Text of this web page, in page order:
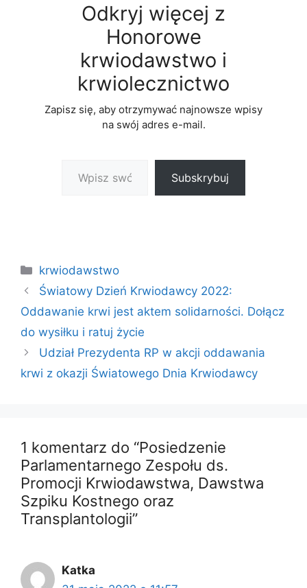
Odkryj więcej z
Honorowe
krwiodawstwo i
krwiolecznictwo
Zapisz się, aby otrzymywać najnowsze wpisy
na swój adres e-mail.
Subskrybuj
Kategorie
krwiodawstwo
Światowy Dzień Krwiodawcy 2022:
Oddawanie krwi jest aktem solidarności. Dołącz
do wysiłku i ratuj życie
Udział Prezydenta RP w akcji oddawania
krwi z okazji Światowego Dnia Krwiodawcy
1 komentarz do “Posiedzenie
Parlamentarnego Zespołu ds.
Promocji Krwiodawstwa, Dawstwa
Szpiku Kostnego oraz
Transplantologii”
Katka